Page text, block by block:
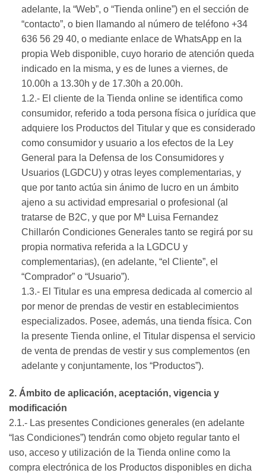
adelante, la “Web”, o “Tienda online”) en el sección de
“contacto”, o bien llamando al número de teléfono +34
636 56 29 40, o mediante enlace de WhatsApp en la
propia Web disponible, cuyo horario de atención queda
indicado en la misma, y es de lunes a viernes, de
10.00h a 13.30h y de 17.30h a 20.00h.
1.2.- El cliente de la Tienda online se identifica como
consumidor, referido a toda persona física o jurídica que
adquiere los Productos del Titular y que es considerado
como consumidor y usuario a los efectos de la Ley
General para la Defensa de los Consumidores y
Usuarios (LGDCU) y otras leyes complementarias, y
que por tanto actúa sin ánimo de lucro en un ámbito
ajeno a su actividad empresarial o profesional (al
tratarse de B2C, y que por Mª Luisa Fernandez
Chillarón Condiciones Generales tanto se regirá por su
propia normativa referida a la LGDCU y
complementarias), (en adelante, “el Cliente”, el
“Comprador” o “Usuario”).
1.3.- El Titular es una empresa dedicada al comercio al
por menor de prendas de vestir en establecimientos
especializados. Posee, además, una tienda física. Con
la presente Tienda online, el Titular dispensa el servicio
de venta de prendas de vestir y sus complementos (en
adelante y conjuntamente, los “Productos”).
2. Ámbito de aplicación, aceptación, vigencia y
modificación
2.1.- Las presentes Condiciones generales (en adelante
“las Condiciones”) tendrán como objeto regular tanto el
uso, acceso y utilización de la Tienda online como la
compra electrónica de los Productos disponibles en dicha